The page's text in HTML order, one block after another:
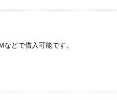
どで借入可能です。